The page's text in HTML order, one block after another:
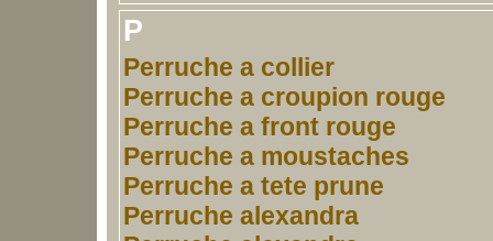
P
Perruche a collier
Perruche a croupion rouge
Perruche a front rouge
Perruche a moustaches
Perruche a tete prune
Perruche alexandra